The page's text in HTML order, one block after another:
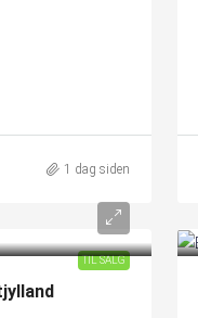
1 dag siden
TIL SALG